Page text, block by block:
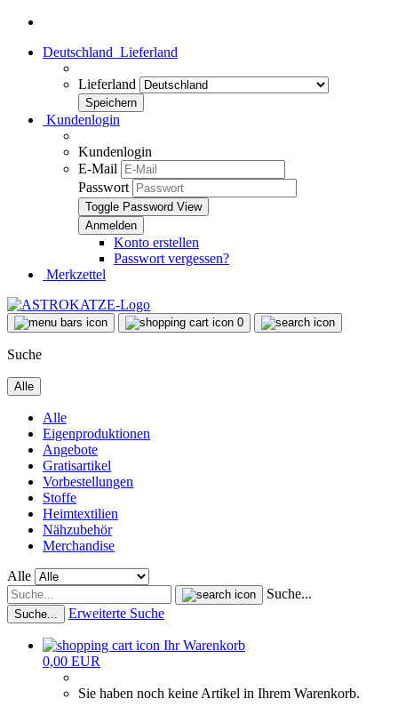
Deutschland Lieferland
Lieferland
Kundenlogin
Kundenlogin
E-Mail
Passwort
Toggle Password View
Konto erstellen
Passwort vergessen?
Merkzettel
0
Suche
Alle
Alle
Eigenproduktionen
Angebote
Gratisartikel
Vorbestellungen
Stoffe
Heimtextilien
Nähzubehör
Merchandise
Alle
Suche...
Suche... Erweiterte Suche
Ihr Warenkorb
0,00 EUR
Sie haben noch keine Artikel in Ihrem Warenkorb.